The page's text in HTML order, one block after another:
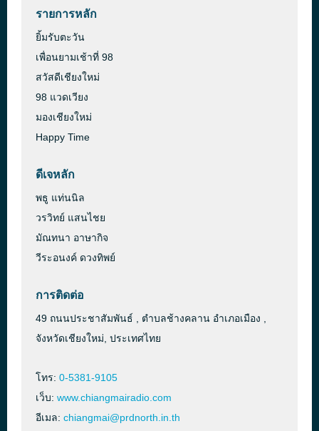
รายการหลัก
ยิ้มรับตะวัน
เพื่อนยามเช้าที่ 98
สวัสดีเชียงใหม่
98 แวดเวียง
มองเชียงใหม่
Happy Time
ดีเจหลัก
พธู แท่นนิล
วรวิทย์ แสนไชย
มัณทนา อาษากิจ
วีระอนงค์ ดวงทิพย์
การติดต่อ
49 ถนนประชาสัมพันธ์ , ตำบลช้างคลาน อำเภอเมือง ,
จังหวัดเชียงใหม่, ประเทศไทย
โทร: 0-5381-9105
เว็บ: www.chiangmairadio.com
อีเมล: chiangmai@prdnorth.in.th